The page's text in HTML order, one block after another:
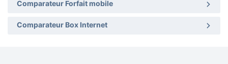
Comparateur Forfait mobile
Comparateur Box Internet